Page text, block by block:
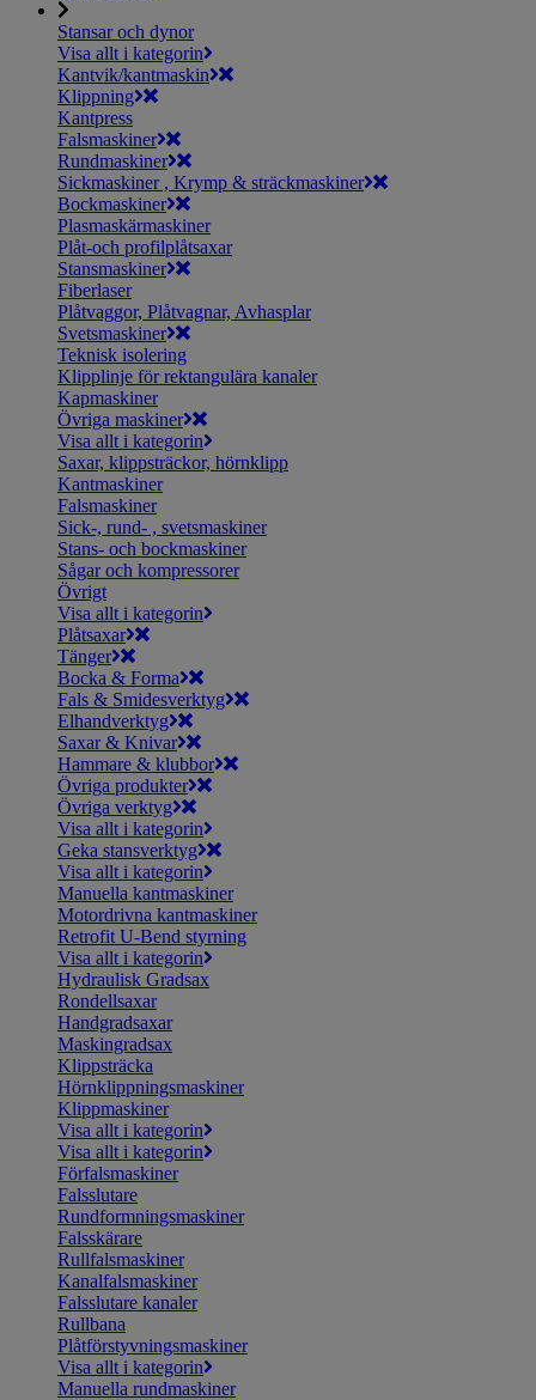
Stansar och dynor
Visa allt i kategorin
Kantvik/kantmaskin
Klippning
Kantpress
Falsmaskiner
Rundmaskiner
Sickmaskiner , Krymp & sträckmaskiner
Bockmaskiner
Plasmaskärmaskiner
Plåt-och profilplåtsaxar
Stansmaskiner
Fiberlaser
Plåtvaggor, Plåtvagnar, Avhasplar
Svetsmaskiner
Teknisk isolering
Klipplinje för rektangulära kanaler
Kapmaskiner
Övriga maskiner
Visa allt i kategorin
Saxar, klippsträckor, hörnklipp
Kantmaskiner
Falsmaskiner
Sick-, rund- , svetsmaskiner
Stans- och bockmaskiner
Sågar och kompressorer
Övrigt
Visa allt i kategorin
Plåtsaxar
Tänger
Bocka & Forma
Fals & Smidesverktyg
Elhandverktyg
Saxar & Knivar
Hammare & klubbor
Övriga produkter
Övriga verktyg
Visa allt i kategorin
Geka stansverktyg
Visa allt i kategorin
Manuella kantmaskiner
Motordrivna kantmaskiner
Retrofit U-Bend styrning
Visa allt i kategorin
Hydraulisk Gradsax
Rondellsaxar
Handgradsaxar
Maskingradsax
Klippsträcka
Hörnklippningsmaskiner
Klippmaskiner
Visa allt i kategorin
Visa allt i kategorin
Förfalsmaskiner
Falsslutare
Rundformningsmaskiner
Falsskärare
Rullfalsmaskiner
Kanalfalsmaskiner
Falsslutare kanaler
Rullbana
Plåtförstyvningsmaskiner
Visa allt i kategorin
Manuella rundmaskiner